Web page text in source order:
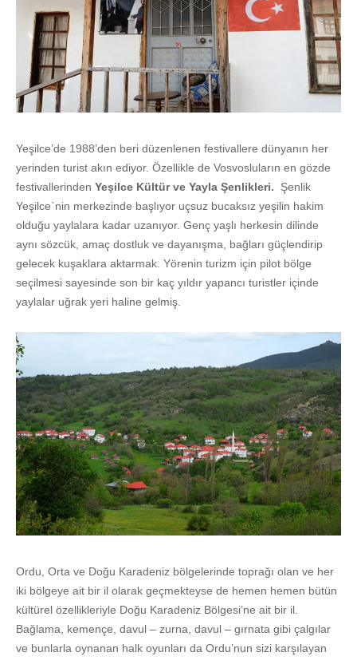
Yeşilce’de 1988’den beri düzenlenen festivallere dünyanın her
yerinden turist akın ediyor. Özellikle de Vosvosluların en gözde
festivallerinden Yeşilce Kültür ve Yayla Şenlikleri. Şenlik
Yeşilce`nin merkezinde başlıyor uçsuz bucaksız yeşilin hakim
olduğu yaylalara kadar uzanıyor. Genç yaşlı herkesin dilinde
aynı sözcük, amaç dostluk ve dayanışma, bağları güçlendirip
gelecek kuşaklara aktarmak. Yörenin turizm için pilot bölge
seçilmesi sayesinde son bir kaç yıldır yapancı turistler içinde
yaylalar uğrak yeri haline gelmiş.
Ordu, Orta ve Doğu Karadeniz bölgelerinde toprağı olan ve her
iki bölgeye ait bir il olarak geçmekteyse de hemen hemen bütün
kültürel özellikleriyle Doğu Karadeniz Bölgesi’ne ait bir il.
Bağlama, kemençe, davul – zurna, davul – gırnata gibi çalgılar
ve bunlarla oynanan halk oyunları da Ordu’nun sizi karşılayan